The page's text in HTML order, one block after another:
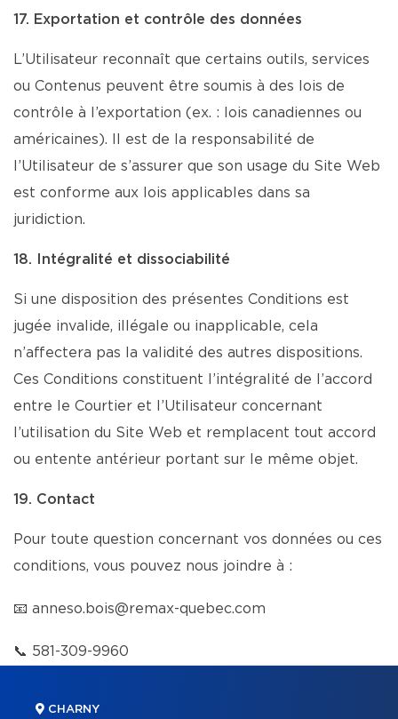
17. Exportation et contrôle des données
L’Utilisateur reconnaît que certains outils, services
ou Contenus peuvent être soumis à des lois de
contrôle à l’exportation (ex. : lois canadiennes ou
américaines). Il est de la responsabilité de
l’Utilisateur de s’assurer que son usage du Site Web
est conforme aux lois applicables dans sa
juridiction.
18. Intégralité et dissociabilité
Si une disposition des présentes Conditions est
jugée invalide, illégale ou inapplicable, cela
n’affectera pas la validité des autres dispositions.
Ces Conditions constituent l’intégralité de l’accord
entre le Courtier et l’Utilisateur concernant
l’utilisation du Site Web et remplacent tout accord
ou entente antérieur portant sur le même objet.
19. Contact
Pour toute question concernant vos données ou ces
conditions, vous pouvez nous joindre à :
📧 anneso.bois@remax-quebec.com
📞 581-309-9960
CHARNY